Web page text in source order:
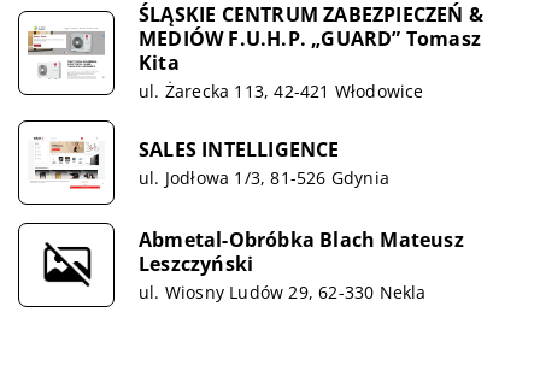
ŚLĄSKIE CENTRUM ZABEZPIECZEŃ &
MEDIÓW F.U.H.P. „GUARD” Tomasz
Kita
ul. Żarecka 113, 42-421 Włodowice
SALES INTELLIGENCE
ul. Jodłowa 1/3, 81-526 Gdynia
Abmetal-Obróbka Blach Mateusz
Leszczyński
ul. Wiosny Ludów 29, 62-330 Nekla